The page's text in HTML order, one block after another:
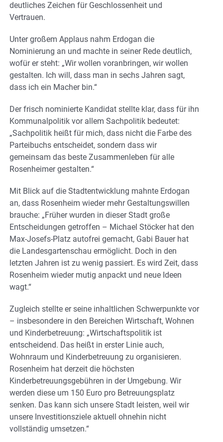
deutliches Zeichen für Geschlossenheit und
Vertrauen.
Unter großem Applaus nahm Erdogan die
Nominierung an und machte in seiner Rede deutlich,
wofür er steht: „Wir wollen voranbringen, wir wollen
gestalten. Ich will, dass man in sechs Jahren sagt,
dass ich ein Macher bin.“
Der frisch nominierte Kandidat stellte klar, dass für ihn
Kommunalpolitik vor allem Sachpolitik bedeutet:
„Sachpolitik heißt für mich, dass nicht die Farbe des
Parteibuchs entscheidet, sondern dass wir
gemeinsam das beste Zusammenleben für alle
Rosenheimer gestalten.“
Mit Blick auf die Stadtentwicklung mahnte Erdogan
an, dass Rosenheim wieder mehr Gestaltungswillen
brauche: „Früher wurden in dieser Stadt große
Entscheidungen getroffen – Michael Stöcker hat den
Max-Josefs-Platz autofrei gemacht, Gabi Bauer hat
die Landesgartenschau ermöglicht. Doch in den
letzten Jahren ist zu wenig passiert. Es wird Zeit, dass
Rosenheim wieder mutig anpackt und neue Ideen
wagt.“
Zugleich stellte er seine inhaltlichen Schwerpunkte vor
– insbesondere in den Bereichen Wirtschaft, Wohnen
und Kinderbetreuung: „Wirtschaftspolitik ist
entscheidend. Das heißt in erster Linie auch,
Wohnraum und Kinderbetreuung zu organisieren.
Rosenheim hat derzeit die höchsten
Kinderbetreuungsgebühren in der Umgebung. Wir
werden diese um 150 Euro pro Betreuungsplatz
senken. Das kann sich unsere Stadt leisten, weil wir
unsere Investitionsziele aktuell ohnehin nicht
vollständig umsetzen.“